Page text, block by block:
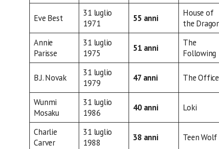
Eve Best
31 luglio
1971
55 anni
House of
the
Annie
Parisse
31 luglio
1975
51 anni
The
Following
B.J. Novak
31 luglio
1979
47 anni The Office
Wunmi
Mosaku
31 luglio
1986
40 anni Loki
Charlie
Carver
31 luglio
1988
38 anni Teen Wolf